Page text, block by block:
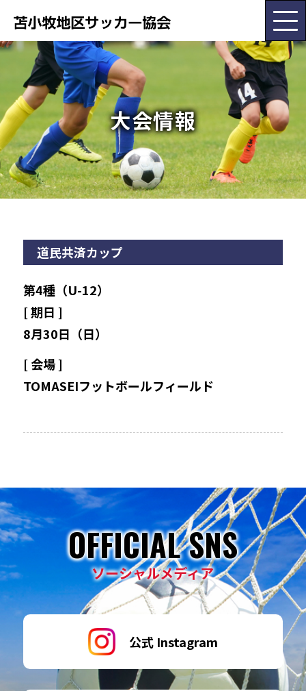
HOME
協会概要
大会･委員会情報
チーム紹介
各種書類
登録・申請
大会情報
道民共済カップ
第4種（U-12）
[ 期日 ]
8月30日（日）
[ 会場 ]
TOMASEIフットボールフィールド
OFFICIAL SNS
ソーシャルメディア
公式 Instagram